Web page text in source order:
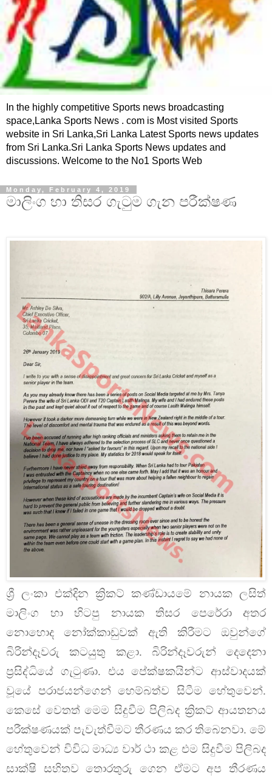
In the highly competitive Sports news broadcasting
space,Lanka Sports News . com is Most visited Sports
website in Sri Lanka,Sri Lanka Latest Sports news updates
from Sri Lanka.Sri Lanka Sports News updates and
discussions. Welcome to the No1 Sports Web
Monday, February 4, 2019
මාලිංග හා තිසර ගැටුම ගැන පරීක්ෂණ
ශ්‍රී ලංකා එක්දින ක්‍රිකට් කණ්ඩායමේ නායක ලසිත්
මාලිංග හා හිටපු නායක තිසර පෙරේරා අතර
නොහොද නෝක්කාඩුවක් ඇති කිරීමට ඔවුන්ගේ
බිරින්දෑවරු කටයුතු කළා. බිරින්දෑවරුන් දෙදෙනා
ප්‍රසිද්ධියේ ගැටුණා. එය පේක්ෂකයින්ට ආස්වාදයක්
වූයේ පරාජයන්ගෙන් හෙම්බත්ව සිටීම හේතුවෙන්.
කෙසේ වෙතත් මෙම සිදුවීම පිලිබද ක්‍රිකට් ආයතනය
පරීක්ෂණයක් පැවැත්වීමට තීරණය කර තිබෙනවා. මේ
හේතුවෙන් විවිධ මාධ්‍ය වාර් ථා කළ එම සිදුවීම පිලිබද
සාක්ෂි සහිතව තොරතුරු ගෙන ඒමට අප තීරණය